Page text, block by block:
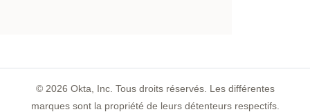
© 2026 Okta, Inc. Tous droits réservés. Les différentes
marques sont la propriété de leurs détenteurs respectifs.